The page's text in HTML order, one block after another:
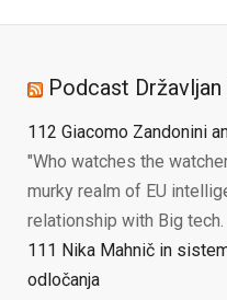
Podcast Državljan
112 Giacomo Zandonini
"Who watches the
murky realm of EU
relationship with Big tech.
111 Nika Mahnič in
odločanja